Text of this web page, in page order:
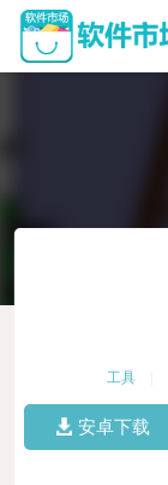
工具
安卓下载